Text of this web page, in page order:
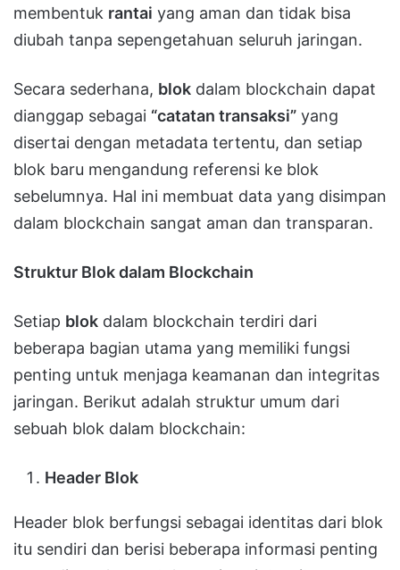
membentuk rantai yang aman dan tidak bisa
diubah tanpa sepengetahuan seluruh jaringan.
Secara sederhana, blok dalam blockchain dapat
dianggap sebagai “catatan transaksi” yang
disertai dengan metadata tertentu, dan setiap
blok baru mengandung referensi ke blok
sebelumnya. Hal ini membuat data yang disimpan
dalam blockchain sangat aman dan transparan.
Struktur Blok dalam Blockchain
Setiap blok dalam blockchain terdiri dari
beberapa bagian utama yang memiliki fungsi
penting untuk menjaga keamanan dan integritas
jaringan. Berikut adalah struktur umum dari
sebuah blok dalam blockchain:
Header Blok
Header blok berfungsi sebagai identitas dari blok
itu sendiri dan berisi beberapa informasi penting